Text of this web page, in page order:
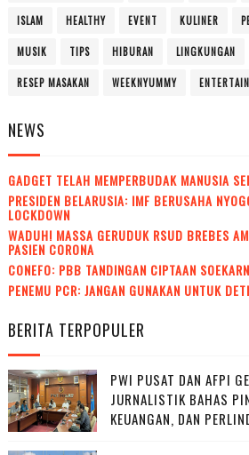
ISLAM HEALTHY EVENT KULINER
MUSIK TIPS HIBURAN LINGKUNGAN
RESEP MASAKAN WEEKNYUMMY
NEWS
GADGET TELAH MEMPERBUDAK MANUSIA
PRESIDEN BELARUSIA: IMF BERUSAHA
LOCKDOWN
WADUH! MASSA GERUDUK RSUD BREBES
PASIEN CORONA
CONEFO: PBB TANDINGAN CIPTAAN
PENEMU PCR: JANGAN GUNAKAN UNTUK
BERITA TERPOPULER
PWI PUSAT DAN AFPI
JURNALISTIK BAHAS
KEUANGAN, DAN